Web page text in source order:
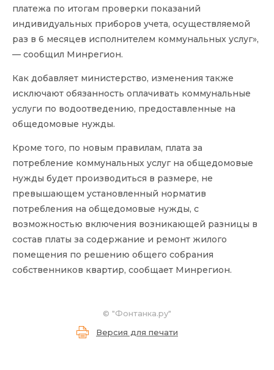
платежа по итогам проверки показаний
индивидуальных приборов учета, осуществляемой
раз в 6 месяцев исполнителем коммунальных услуг»,
— сообщил Минрегион.
Как добавляет министерство, изменения также
исключают обязанность оплачивать коммунальные
услуги по водоотведению, предоставленные на
общедомовые нужды.
Кроме того, по новым правилам, плата за
потребление коммунальных услуг на общедомовые
нужды будет производиться в размере, не
превышающем установленный норматив
потребления на общедомовые нужды, с
возможностью включения возникающей разницы в
состав платы за содержание и ремонт жилого
помещения по решению общего собрания
собственников квартир, сообщает Минрегион.
© "Фонтанка.ру"
Версия для печати